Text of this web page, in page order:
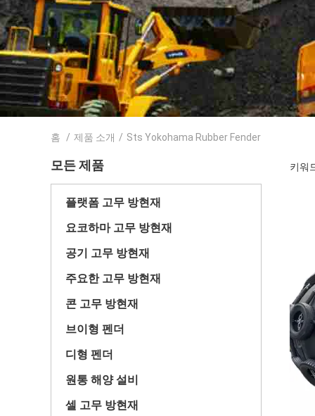
홈 / 제품 소개 / Sts Yokohama Rubber Fender
모든 제품
플랫폼 고무 방현재
요코하마 고무 방현재
공기 고무 방현재
주요한 고무 방현재
콘 고무 방현재
브이형 펜더
디형 펜더
원통 해양 설비
셀 고무 방현재
키워